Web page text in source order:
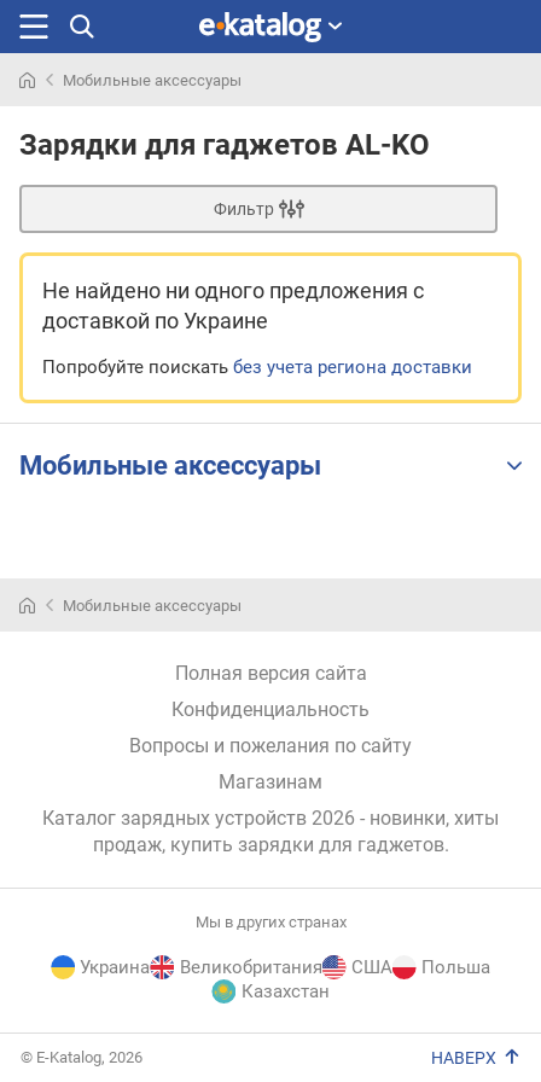
раньше
Мобильные аксессуары
Зарядки для гаджетов AL-KO
Фильтр
Не найдено ни одного предложения с
доставкой по Украине
Попробуйте поискать без учета региона доставки
Мобильные аксессуары
Мобильные аксессуары
Полная версия сайта
Конфиденциальность
Вопросы и пожелания по сайту
Магазинам
Каталог зарядных устройств 2026 - новинки, хиты
продаж, купить зарядки для гаджетов.
Мы в других странах
Украина Великобритания США
Польша
Казахстан
© E-Katalog, 2026 НАВЕРХ